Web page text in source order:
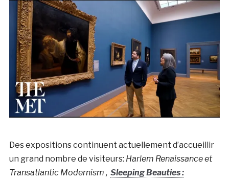
Des expositions continuent actuellement d’accueillir
un grand nombre de visiteurs: Harlem Renaissance et
Transatlantic Modernism , Sleeping Beauties :